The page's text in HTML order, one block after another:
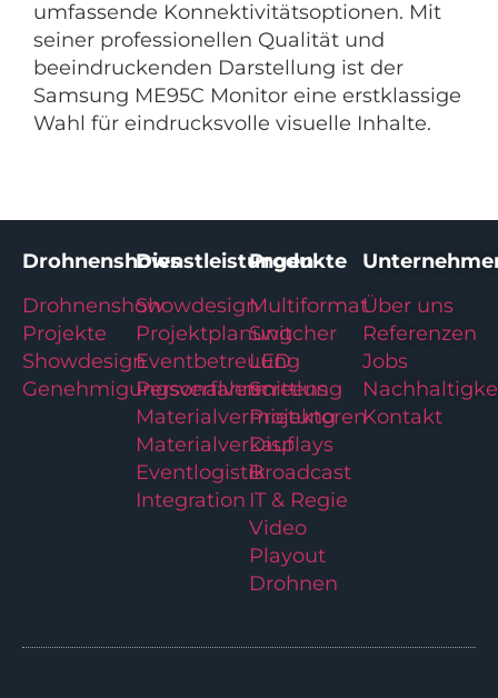
umfassende Konnektivitätsoptionen. Mit
seiner professionellen Qualität und
beeindruckenden Darstellung ist der
Samsung ME95C Monitor eine erstklassige
Wahl für eindrucksvolle visuelle Inhalte.
Drohnenshows
Drohnenshow
Projekte
Showdesign
Genehmigungsverfahren
Dienstleistungen
Showdesign
Projektplanung
Eventbetreuung
Personalvermittlung
Materialvermietung
Materialverkauf
Eventlogistik
Integration
Produkte
Multiformat
Switcher
LED
Screens
Projektoren
Displays
Broadcast
IT & Regie
Video
Playout
Drohnen
Über uns
Referenzen
Jobs
Kontakt